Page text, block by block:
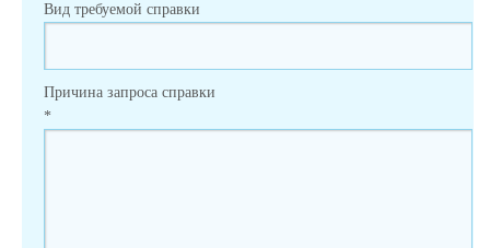
Вид требуемой справки
Причина запроса справки
*